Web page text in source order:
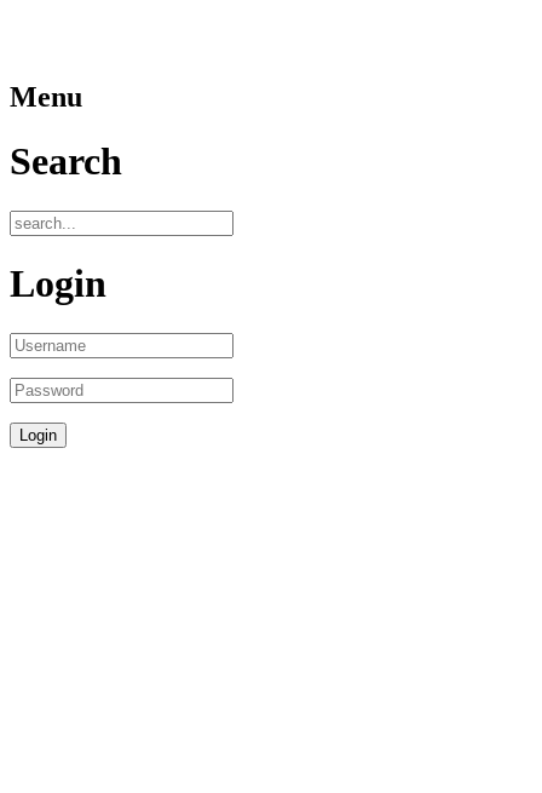
Menu
Search
Login